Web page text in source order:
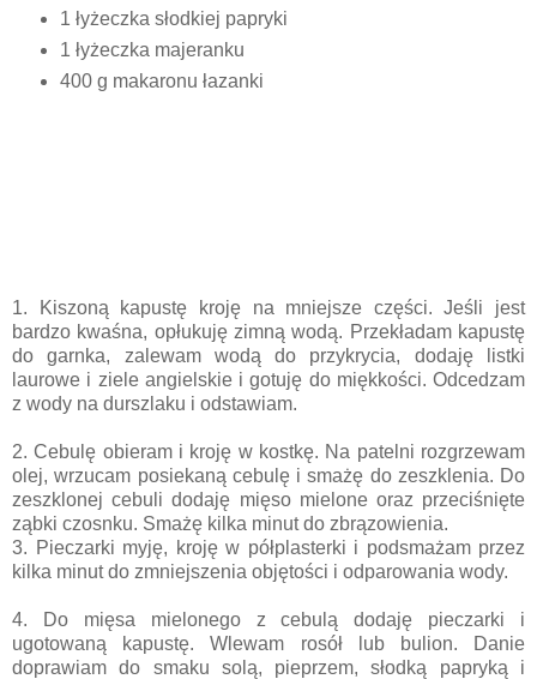
1 łyżeczka słodkiej papryki
1 łyżeczka majeranku
400 g makaronu łazanki
1. Kiszoną kapustę kroję na mniejsze części. Jeśli jest
bardzo kwaśna, opłukuję zimną wodą. Przekładam kapustę
do garnka, zalewam wodą do przykrycia, dodaję listki
laurowe i ziele angielskie i gotuję do miękkości. Odcedzam
z wody na durszlaku i odstawiam.
2. Cebulę obieram i kroję w kostkę. Na patelni rozgrzewam
olej, wrzucam posiekaną cebulę i smażę do zeszklenia. Do
zeszklonej cebuli dodaję mięso mielone oraz przeciśnięte
ząbki czosnku. Smażę kilka minut do zbrązowienia.
3. Pieczarki myję, kroję w półplasterki i podsmażam przez
kilka minut do zmniejszenia objętości i odparowania wody.
4. Do mięsa mielonego z cebulą dodaję pieczarki i
ugotowaną kapustę. Wlewam rosół lub bulion.
Danie
doprawiam do smaku solą, pieprzem, słodką papryką i